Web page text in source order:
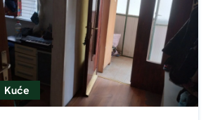
Kuće